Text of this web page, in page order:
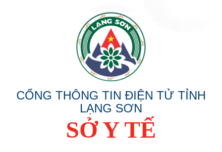
CỔNG THÔNG TIN ĐIỆN TỬ TỈNH
LẠNG SƠN
SỞ Y TẾ